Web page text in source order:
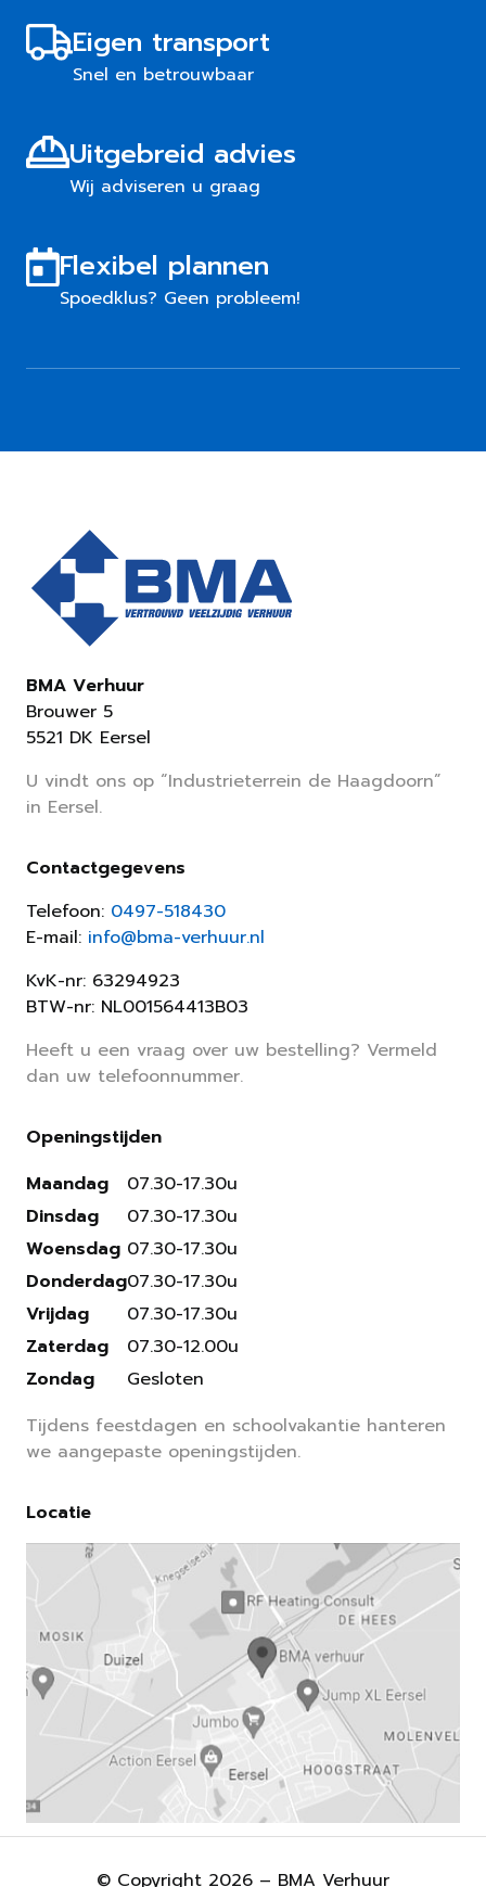
Eigen transport
Snel en betrouwbaar
Uitgebreid advies
Wij adviseren u graag
Flexibel plannen
Spoedklus? Geen probleem!
BMA Verhuur
Brouwer 5
5521 DK Eersel
U vindt ons op “Industrieterrein de Haagdoorn”
in Eersel.
Contactgegevens
Telefoon: 0497-518430
E-mail: info@bma-verhuur.nl
KvK-nr: 63294923
BTW-nr: NL001564413B03
Heeft u een vraag over uw bestelling? Vermeld
dan uw telefoonnummer.
Openingstijden
Maandag
Dinsdag
Woensdag
Donderdag
Vrijdag
Zaterdag
Zondag
07.30-17.30u
07.30-17.30u
07.30-17.30u
07.30-17.30u
07.30-17.30u
07.30-12.00u
Gesloten
Tijdens feestdagen en schoolvakantie hanteren
we aangepaste openingstijden.
Locatie
© Copyright 2026 – BMA Verhuur